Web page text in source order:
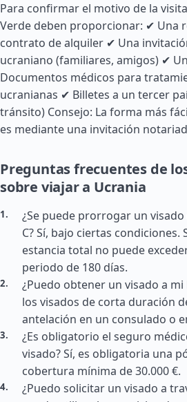
Para confirmar el motivo de la
Verde deben proporcionar: ✔ Una
contrato de alquiler ✔ Una
ucraniano (familiares, amigos) ✔
Documentos médicos para
ucranianas ✔ Billetes a un tercer
tránsito) Consejo: La forma más
es mediante una invitación
Preguntas frecuentes de
sobre viajar a Ucrania
¿Se puede prorrogar un
C? Sí, bajo ciertas condiciones.
estancia total no puede
periodo de 180 días.
¿Puedo obtener un visado a mi
los visados de corta duración
antelación en un consulado o
¿Es obligatorio el seguro
visado? Sí, es obligatoria una
cobertura mínima de 30.000 €.
¿Puedo solicitar un visado a